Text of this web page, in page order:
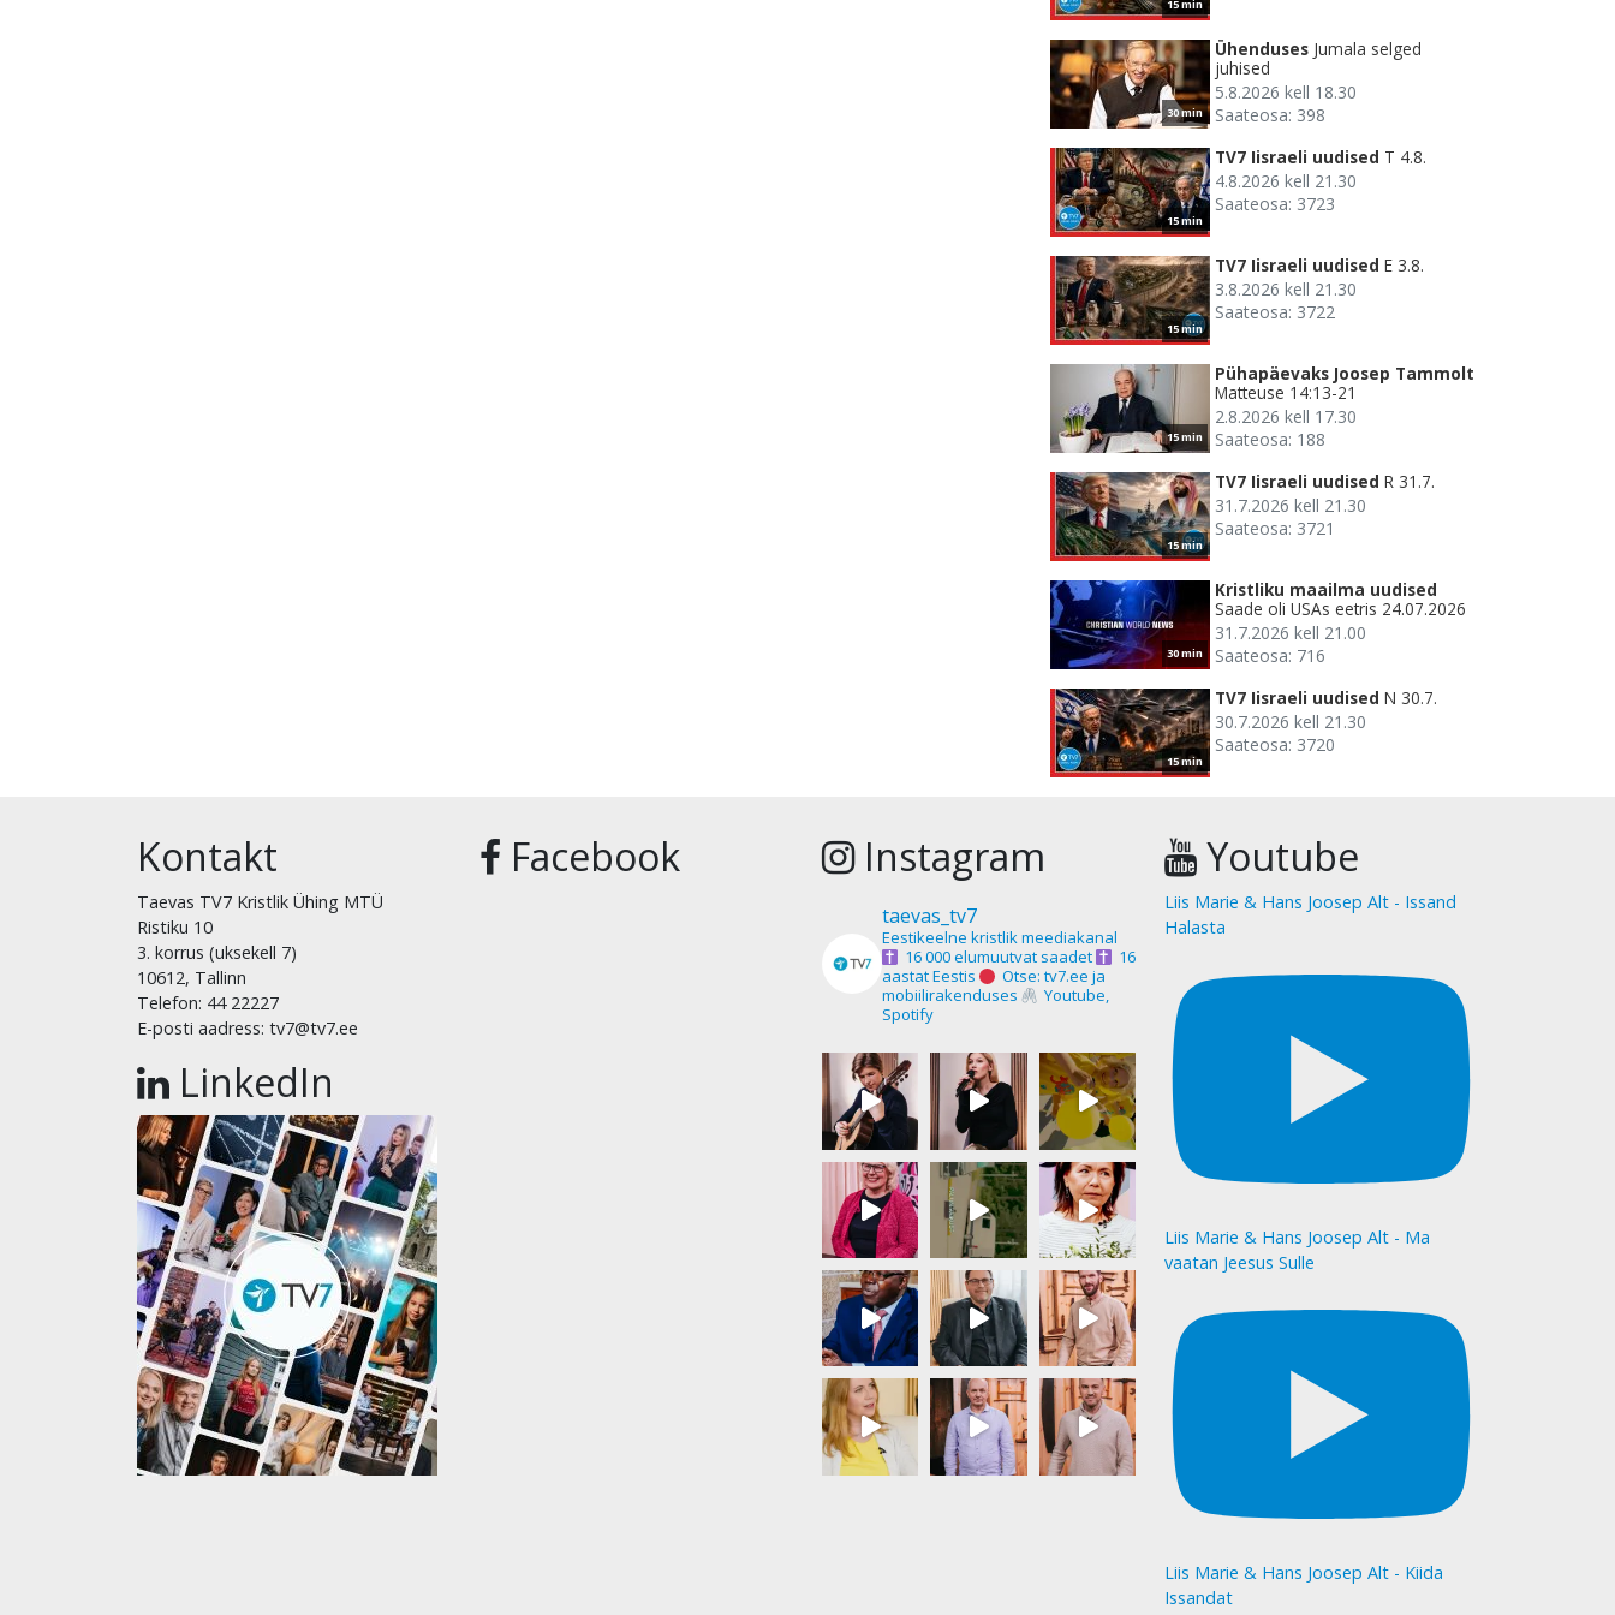
15 min
30 min
Ühenduses Jumala selged
juhised
5.8.2026 kell 18.30
Saateosa: 398
15 min
TV7 Iisraeli uudised T 4.8.
4.8.2026 kell 21.30
Saateosa: 3723
15 min
TV7 Iisraeli uudised E 3.8.
3.8.2026 kell 21.30
Saateosa: 3722
15 min
Pühapäevaks Joosep Tammolt
Matteuse 14:13-21
2.8.2026 kell 17.30
Saateosa: 188
15 min
TV7 Iisraeli uudised R 31.7.
31.7.2026 kell 21.30
Saateosa: 3721
30 min
Kristliku maailma uudised
Saade oli USAs eetris 24.07.2026
31.7.2026 kell 21.00
Saateosa: 716
15 min
TV7 Iisraeli uudised N 30.7.
30.7.2026 kell 21.30
Saateosa: 3720
Kontakt
Taevas TV7 Kristlik Ühing MTÜ
Ristiku 10
3. korrus (uksekell 7)
10612, Tallinn
Telefon: 44 22227
E-posti aadress: tv7@tv7.ee
LinkedIn
Facebook Instagram
taevas_tv7
Eestikeelne kristlik meediakanal
16 000 elumuutvat saadet
16
aastat Eestis
Otse: tv7.ee ja
mobiilirakenduses
Youtube,
Spotify
Youtube
Liis Marie & Hans Joosep Alt - Issand
Halasta
Liis Marie & Hans Joosep Alt - Ma
vaatan Jeesus Sulle
Liis Marie & Hans Joosep Alt - Kiida
Issandat